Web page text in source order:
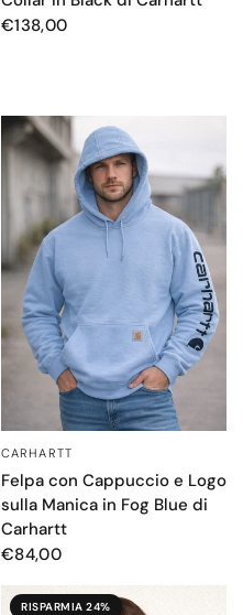
€138,00
OCCHIATA VELOCE
CARHARTT
Felpa con Cappuccio e Logo
sulla Manica in Fog Blue di
Carhartt
€84,00
RISPARMIA 24%